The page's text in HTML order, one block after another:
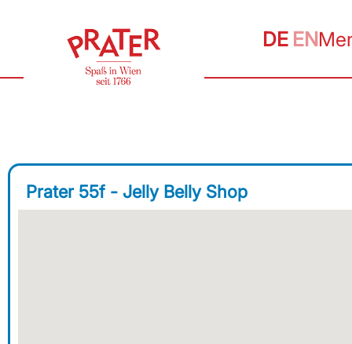
DE EN
Prater 55f - Jelly Belly Shop